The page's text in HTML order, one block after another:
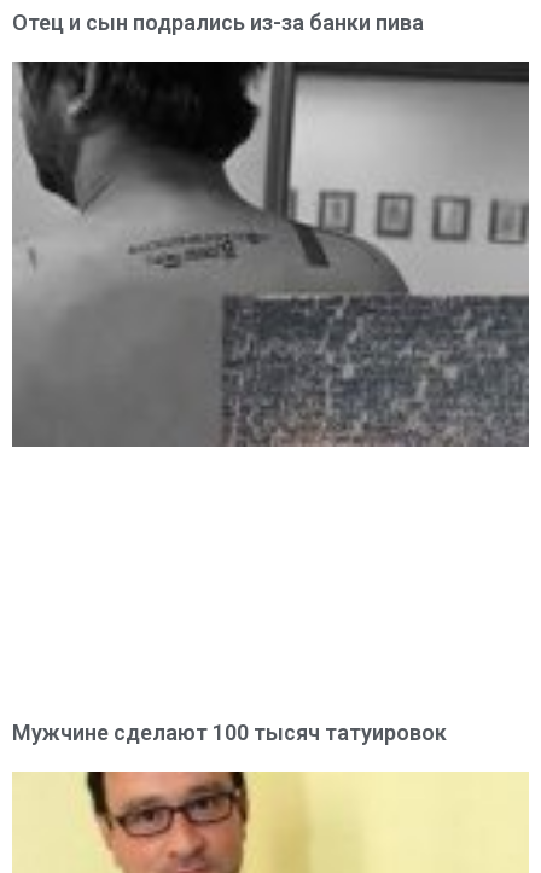
Отец и сын подрались из-за банки пива
Мужчине сделают 100 тысяч татуировок